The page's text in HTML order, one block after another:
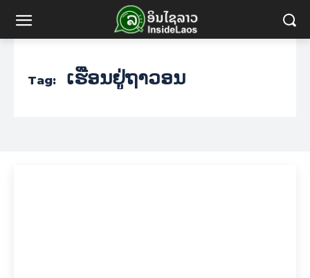
Tag: ເຮືອນຢູ່ຖາວອນ